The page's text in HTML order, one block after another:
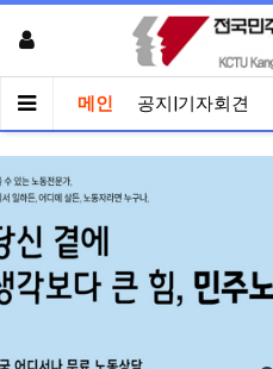
메인 공지|기자회견